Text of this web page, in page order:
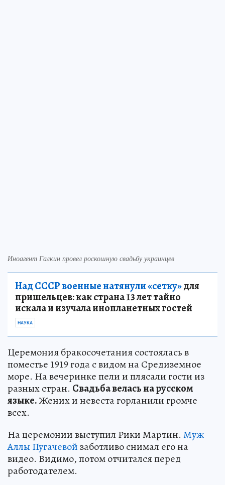
Иноагент Галкин провел роскошную свадьбу украинцев
Над СССР военные натянули «сетку»для
пришельцев: как страна 13 лет тайно
искала и изучала инопланетных гостей
НАУКА
Церемония бракосочетания состоялась в
поместье 1919 года с видом на Средиземное
море. На вечеринке пели и плясали гости из
разных стран. Свадьба велась на русском
языке.Жених и невеста горланили громче
всех.
На церемонии выступил Рики Мартин. Муж
Аллы Пугачевой заботливо снимал его на
видео. Видимо, потом отчитался перед
работодателем.